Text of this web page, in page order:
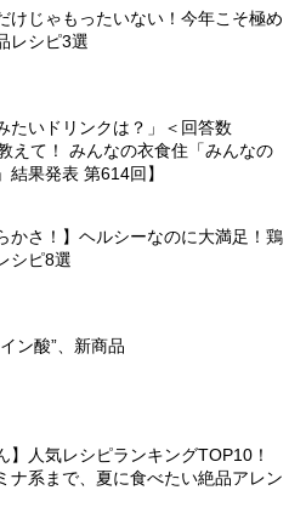
けじゃもったいない！今年こそ極め
レシピ3選
たいドリンクは？」＜回答数
えて！ みんなの衣食住「みんなの
結果発表 第614回】
かさ！】ヘルシーなのに大満足！鶏
シピ8選
ン酸”、新商品
】人気レシピランキングTOP10！
ナ系まで、夏に食べたい絶品アレン